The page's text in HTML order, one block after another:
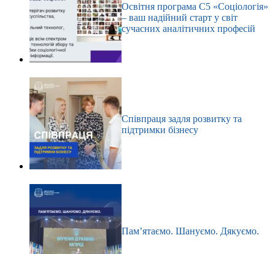
Освітня програма С5 «Соціологія»
– ваш надійний старт у світ
сучасних аналітичних професій
Співпраця задля розвитку та
підтримки бізнесу
Пам’ятаємо. Шануємо. Дякуємо.